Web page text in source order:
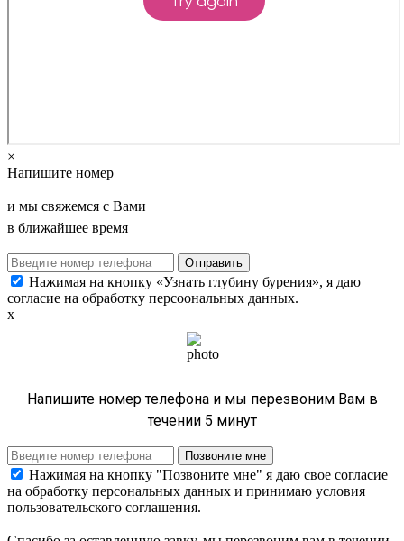
×
Напишите номер
и мы свяжемся с Вами
в ближайшее время
Нажимая на кнопку «Узнать глубину бурения», я даю
согласие на обработку персоональных данных.
х
Напишите номер телефона и мы перезвоним Вам в
течении 5 минут
Нажимая на кнопку "Позвоните мне" я даю свое согласие
на обработку персональных данных и принимаю условия
пользовательского соглашения.